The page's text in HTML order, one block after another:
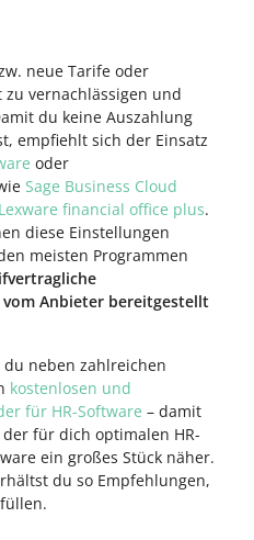
neue Tarife oder
vernachlässigen und
du keine Auszahlung
empfiehlt sich der Einsatz
oder
Sage Business Cloud
Lexware financial office plus.
diese Einstellungen
meisten Programmen
Anbieter bereitgestellt
neben zahlreichen
kostenlosen und
für HR-Software – damit
für dich optimalen HR-
ein großes Stück näher.
du so Empfehlungen,